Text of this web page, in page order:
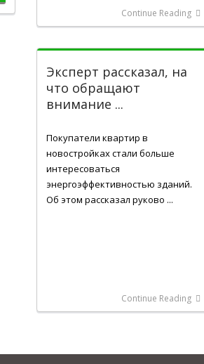
Continue Reading
Эксперт рассказал, на
что обращают
внимание ...
Покупатели квартир в
новостройках стали больше
интересоваться
энергоэффективностью зданий.
Об этом рассказал руково ...
Continue Reading